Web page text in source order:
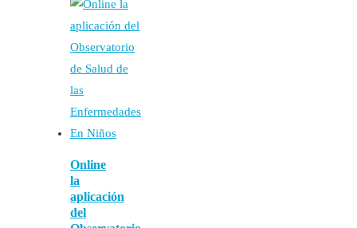
Online
la
aplicación
del